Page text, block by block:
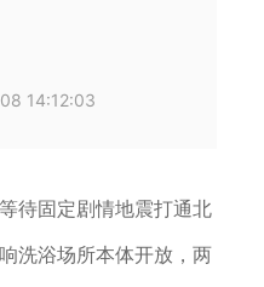
14:12:03
待固定剧情地震打通北
洗浴场所本体开放，两